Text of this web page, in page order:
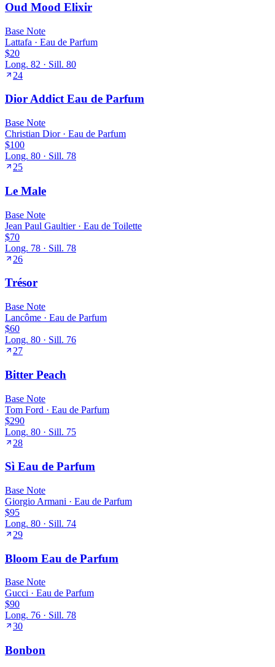
Oud Mood Elixir
Base Note
Lattafa · Eau de Parfum
$20
Long. 82 · Sill. 80
24
Dior Addict Eau de Parfum
Base Note
Christian Dior· Eau de Parfum
$100
Long. 80 · Sill. 78
25
Le Male
Base Note
Jean Paul Gaultier· Eau de Toilette
$70
Long. 78 · Sill. 78
26
Trésor
Base Note
Lancôme · Eau de Parfum
$60
Long. 80 · Sill. 76
27
Bitter Peach
Base Note
Tom Ford · Eau de Parfum
$290
Long. 80 · Sill. 75
28
Sì Eau de Parfum
Base Note
Giorgio Armani · Eau de Parfum
$95
Long. 80 · Sill. 74
29
Bloom Eau de Parfum
Base Note
Gucci · Eau de Parfum
$90
Long. 76 · Sill. 78
30
Bonbon